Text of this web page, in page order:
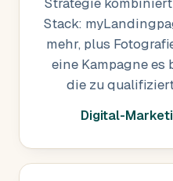
Stack:
mehr, plus
eine Kampagne es
die zu
Digital-